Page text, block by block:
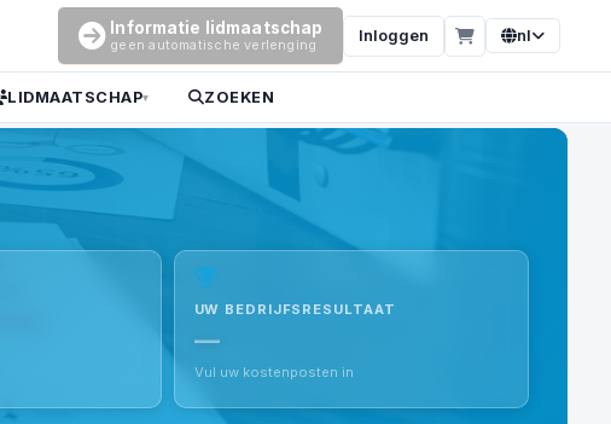
Informatie lidmaatschap
geen automatische verlenging
Inloggen nl
LIDMAATSCHAP▾ ZOEKEN
UW BEDRIJFSRESULTAAT
—
Vul uw kostenposten in